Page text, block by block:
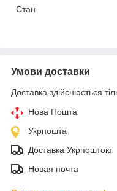
Стан
Умови доставки
Доставка здійснюється
Нова Пошта
Укрпошта
Доставка Укрпоштою
Новая почта